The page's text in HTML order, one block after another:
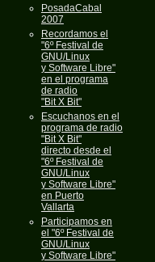
PosadaCabal
2007
Recordamos el
"6º Festival de
GNU/Linux
y Software Libre"
en el programa
de radio
"Bit X Bit"
Escuchanos en el
programa de radio
"Bit X Bit"
directo desde el
"6º Festival de
GNU/Linux
y Software Libre"
en Puerto
Vallarta
Participamos en
el "6º Festival de
GNU/Linux
y Software Libre"